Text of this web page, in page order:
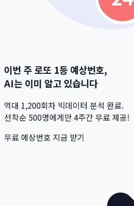
이번 주 로또 1등 예상번호,
AI는 이미 알고 있습니다
역대 1,200회차 빅데이터 분석 완료.
선착순 500명에게만 4주간 무료 제공!
무료 예상번호 지금 받기